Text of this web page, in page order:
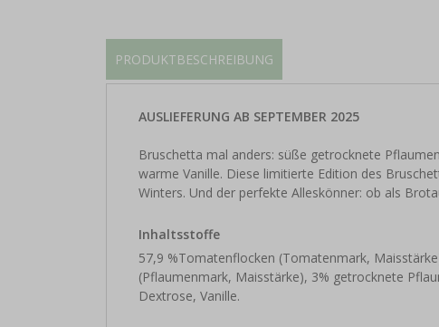
PRODUKTBESCHREIBUNG
AUSLIEFERUNG AB SEPTEMBER 2025
Bruschetta mal anders: süße getrocknete
warme Vanille. Diese limitierte Edition des
Winters. Und der perfekte Alleskönner: ob als
Inhaltsstoffe
57,9 %Tomatenflocken (Tomatenmark,
(Pflaumenmark, Maisstärke), 3% getrocknete
Dextrose, Vanille.